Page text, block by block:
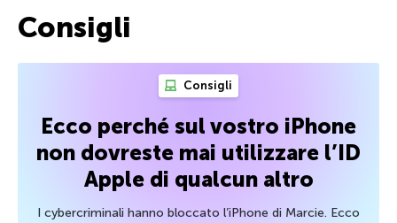
Consigli
Consigli
Ecco perché sul vostro iPhone
non dovreste mai utilizzare l’ID
Apple di qualcun altro
I cybercriminali hanno bloccato l’iPhone di Marcie. Ecco